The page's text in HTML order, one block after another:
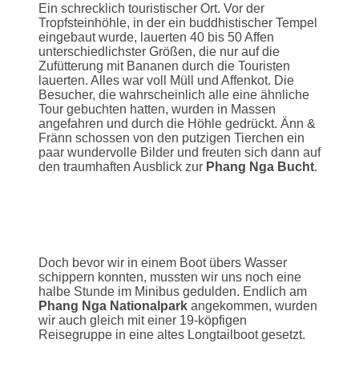
Ein schrecklich touristischer Ort. Vor der
Tropfsteinhöhle, in der ein buddhistischer Tempel
eingebaut wurde, lauerten 40 bis 50 Affen
unterschiedlichster Größen, die nur auf die
Zufütterung mit Bananen durch die Touristen
lauerten. Alles war voll Müll und Affenkot. Die
Besucher, die wahrscheinlich alle eine ähnliche
Tour gebuchten hatten, wurden in Massen
angefahren und durch die Höhle gedrückt. Änn &
Fränn schossen von den putzigen Tierchen ein
paar wundervolle Bilder und freuten sich dann auf
den traumhaften Ausblick zur Phang Nga Bucht.
Doch bevor wir in einem Boot übers Wasser
schippern konnten, mussten wir uns noch eine
halbe Stunde im Minibus gedulden. Endlich am
Phang Nga Nationalpark angekommen, wurden
wir auch gleich mit einer 19-köpfigen
Reisegruppe in eine altes Longtailboot gesetzt.